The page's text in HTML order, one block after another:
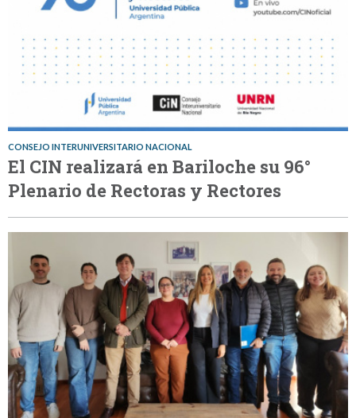
CONSEJO INTERUNIVERSITARIO NACIONAL
El CIN realizará en Bariloche su 96°
Plenario de Rectoras y Rectores